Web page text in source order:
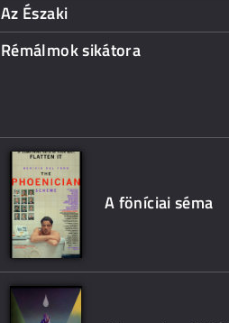
Az Északi
Rémálmok sikátora
A föníciai séma